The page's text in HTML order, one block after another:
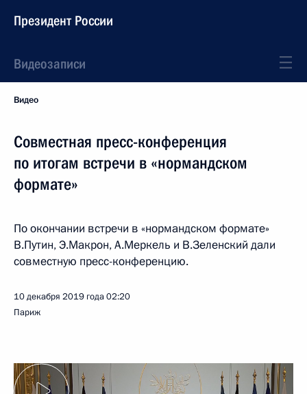
Президент России
Видеозаписи
Видео
Совместная пресс-конференция
по итогам встречи в «нормандском
формате»
По окончании встречи в «нормандском формате»
В.Путин, Э.Макрон, А.Меркель и В.Зеленский дали
совместную пресс-конференцию.
10 декабря 2019 года02:20
Париж